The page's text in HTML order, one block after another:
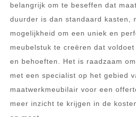
belangrijk om te beseffen dat
duurder is dan standaard kasten,
mogelijkheid om een uniek en
meubelstuk te creëren dat
en behoeften. Het is raadzaam
met een specialist op het gebied
maatwerkmeubilair voor een
meer inzicht te krijgen in de